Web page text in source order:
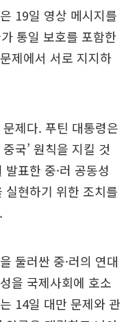
19일 영상 메시지를
통일 보호를 포함한
제에서 서로 지지하
제다. 푸틴 대통령은
국’ 원칙을 지킬 것
표한 중·러 공동성
실현하기 위한 조치를
둘러싼 중·러의 연대
을 국제사회에 호소
14일 대만 문제와 관